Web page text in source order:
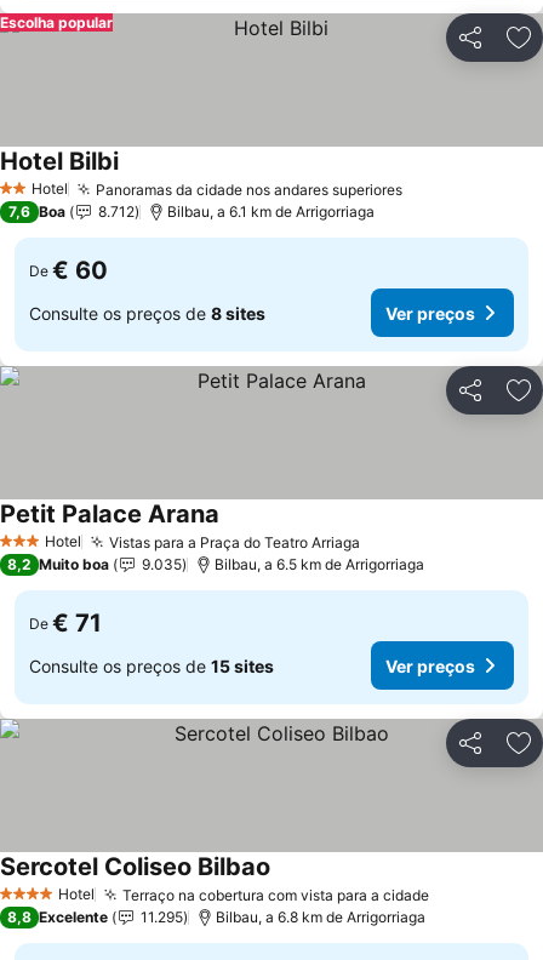
Partilhar
Escolha popular
2 Estrelas
Hotel Panoramas da cidade nos andares superioresVer preços
Hotel BilbiVer preços
7,6 Boa 8.712 Bilbau, a 6.1 km de Arrigorriaga
De € 60
Consulte os preços de 8 sites Ver preços
Partilhar
3 EstrelasHotel Vistas para a Praça do Teatro Arriaga
Petit Palace Arana
8,2 Muito boa 9.035 Bilbau, a 6.5 km de Arrigorriaga
De € 71
Consulte os preços de 15 sites Ver preços
Partilhar
4 EstrelasHotel Terraço na cobertura com vista para a cidadeVer preços
Sercotel Coliseo Bilbao
8,8 Excelente 11.295 Bilbau, a 6.8 km de Arrigorriaga